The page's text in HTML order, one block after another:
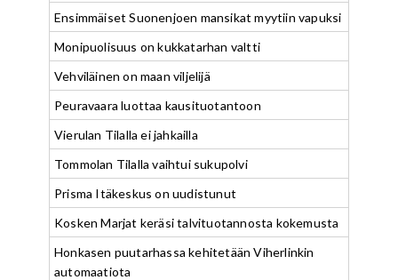
Ensimmäiset Suonenjoen mansikat myytiin vapuksi
Monipuolisuus on kukkatarhan valtti
Vehviläinen on maan viljelijä
Peuravaara luottaa kausituotantoon
Vierulan Tilalla ei jahkailla
Tommolan Tilalla vaihtui sukupolvi
Prisma Itäkeskus on uudistunut
Kosken Marjat keräsi talvituotannosta kokemusta
Honkasen puutarhassa kehitetään Viherlinkin
automaatiota